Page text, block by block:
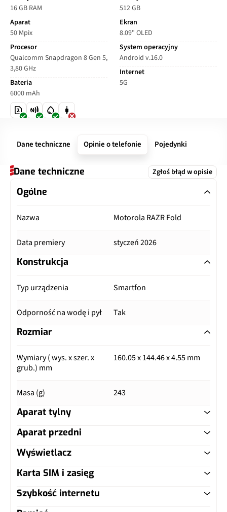
16 GB RAM
Aparat
50 Mpix
Procesor
Qualcomm Snapdragon 8 Gen 5,
3,80 GHz
Bateria
6000 mAh
512 GB
Ekran
8.09" OLED
System operacyjny
Android v.16.0
Internet
5G
Dane techniczne Opinie o telefonie Pojedynki
Dane techniczne Zgłoś błąd w opisie
Ogólne
Nazwa Motorola RAZR Fold
Data premiery styczeń 2026
Konstrukcja
Typ urządzenia Smartfon
Odporność na wodę i pył Tak
Rozmiar
Wymiary ( wys. x szer. x
grub.) mm
160.05 x 144.46 x 4.55 mm
Masa (g) 243
Aparat tylny
Główny aparat
Autofocus
Aparat przedni
Główny aparat
Matryca
Wyświetlacz
Typ ekranu
Karta SIM i zasięg
Typ karty SIM
Szybkość internetu